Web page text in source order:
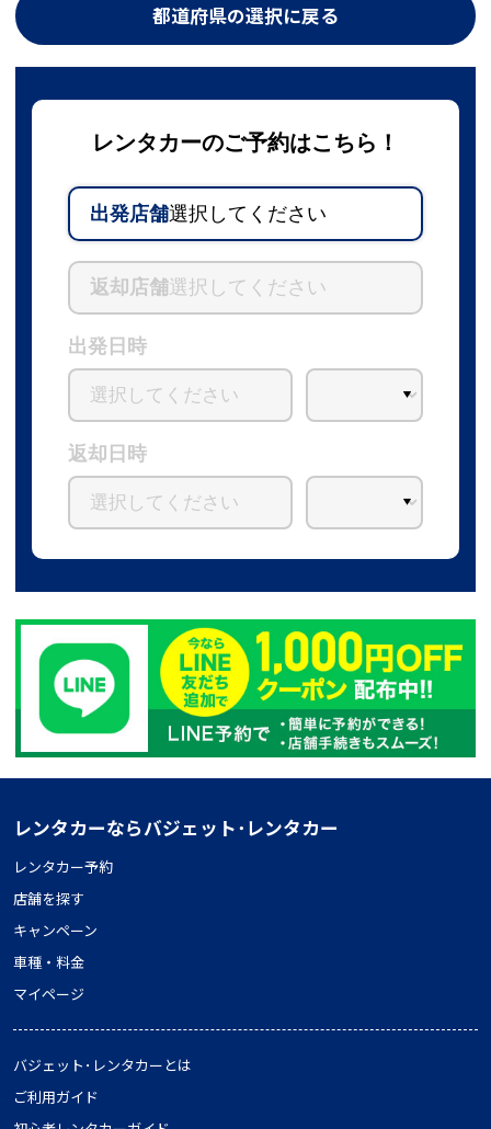
都道府県の選択に戻る
レンタカーのご予約はこちら！
出発店舗選択してください
返却店舗選択してください
出発日時
返却日時
レンタカーならバジェット･レンタカー
レンタカー予約
店舗を探す
キャンペーン
車種・料金
マイページ
バジェット･レンタカーとは
ご利用ガイド